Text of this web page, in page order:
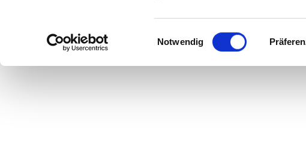
Einwilligungsauswahl
Notwendig